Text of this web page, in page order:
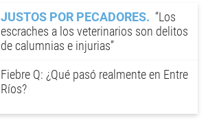
JUSTOS POR PECADORES
“Los
escraches a los veterinarios son delitos
de calumnias e injurias”
Fiebre Q: ¿Qué pasó realmente en Entre
Ríos?